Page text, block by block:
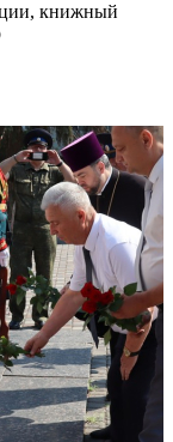
книжный